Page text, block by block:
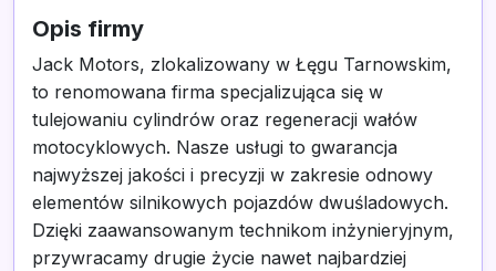
Opis firmy
Jack Motors, zlokalizowany w Łęgu Tarnowskim,
to renomowana firma specjalizująca się w
tulejowaniu cylindrów oraz regeneracji wałów
motocyklowych. Nasze usługi to gwarancja
najwyższej jakości i precyzji w zakresie odnowy
elementów silnikowych pojazdów dwuśladowych.
Dzięki zaawansowanym technikom inżynieryjnym,
przywracamy drugie życie nawet najbardziej